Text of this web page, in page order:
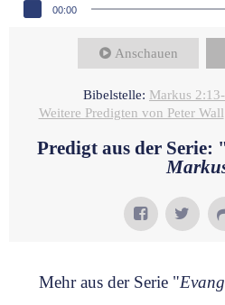
00:00
Anschauen
Bibelstelle: Markus
Weitere Predigten von Peter Wall
Predigt aus der Serie:
Mehr aus der Serie "